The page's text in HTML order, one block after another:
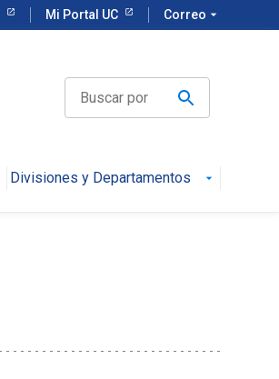
Mi Portal UC Correo arrow_drop_down
Divisiones y Departamentos